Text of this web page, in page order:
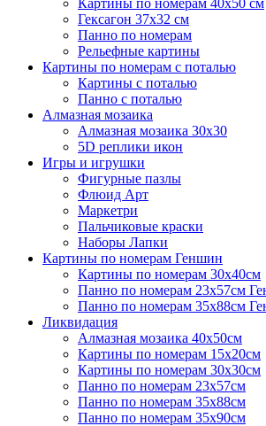
Картины по номерам 40х50 см
Гексагон 37х32 см
Панно по номерам
Рельефные картины
Картины по номерам с поталью
Картины с поталью
Панно с поталью
Алмазная мозаика
Алмазная мозаика 30х30
5D реплики икон
Игры и игрушки
Фигурные пазлы
Флюид Арт
Маркетри
Пальчиковые краски
Наборы Лапки
Картины по номерам Геншин
Картины по номерам 30х40см
Панно по номерам 23х57см
Панно по номерам 35х88см
Ликвидация
Алмазная мозаика 40х50см
Картины по номерам 15х20см
Картины по номерам 30х30см
Панно по номерам 23х57см
Панно по номерам 35х88см
Панно по номерам 35х90см